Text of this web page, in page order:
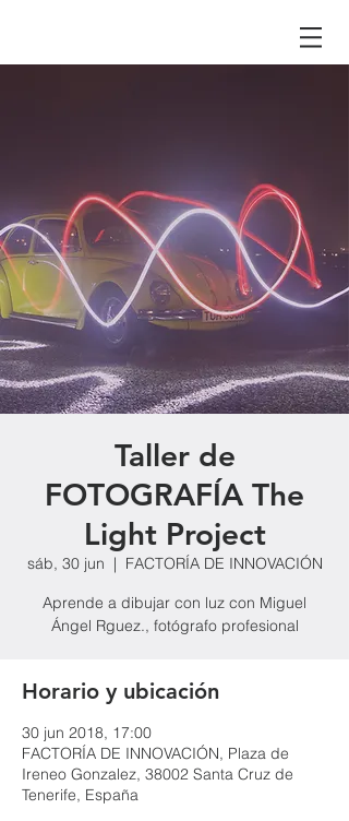
Taller de
FOTOGRAFÍA The
Light Project
sáb, 30 jun
  |
FACTORÍA DE INNOVACIÓN
Aprende a dibujar con luz con Miguel
Ángel Rguez., fotógrafo profesional
Horario y ubicación
30 jun 2018, 17:00
FACTORÍA DE INNOVACIÓN, Plaza de
Ireneo Gonzalez, 38002 Santa Cruz de
Tenerife, España